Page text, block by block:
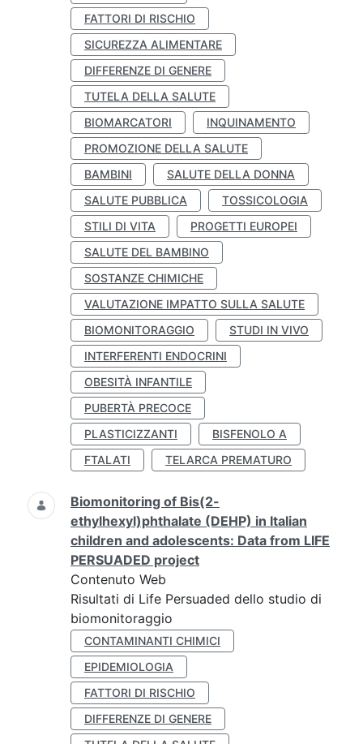
FATTORI DI RISCHIO
SICUREZZA ALIMENTARE
DIFFERENZE DI GENERE
TUTELA DELLA SALUTE
BIOMARCATORI
INQUINAMENTO
PROMOZIONE DELLA SALUTE
BAMBINI
SALUTE DELLA DONNA
SALUTE PUBBLICA
TOSSICOLOGIA
STILI DI VITA
PROGETTI EUROPEI
SALUTE DEL BAMBINO
SOSTANZE CHIMICHE
VALUTAZIONE IMPATTO SULLA SALUTE
BIOMONITORAGGIO
STUDI IN VIVO
INTERFERENTI ENDOCRINI
OBESITÀ INFANTILE
PUBERTÀ PRECOCE
PLASTICIZZANTI
BISFENOLO A
FTALATI
TELARCA PREMATURO
Biomonitoring of Bis(2-
ethylhexyl)phthalate (DEHP) in Italian
children and adolescents: Data from LIFE
PERSUADED project
Contenuto Web
Risultati di Life Persuaded dello studio di
biomonitoraggio
CONTAMINANTI CHIMICI
EPIDEMIOLOGIA
FATTORI DI RISCHIO
DIFFERENZE DI GENERE